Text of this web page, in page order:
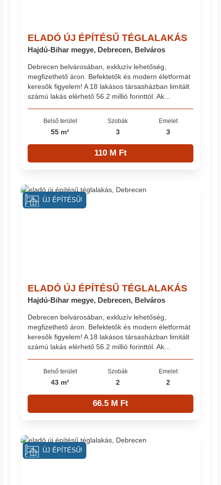
ELADÓ ÚJ ÉPÍTÉSŰ TÉGLALAKÁS
Hajdú-Bihar megye, Debrecen, Belváros
Debrecen belvárosában, exkluzív lehetőség,
megfizethető áron. Befektetők és modern életformát
keresők figyelem! A 18 lakásos társasházban limitált
számú lakás elérhető 56.2 millió forinttól. Ak...
Belső terület
55 m²
Szobák
3
Emelet
3
110 M Ft
ELADÓ ÚJ ÉPÍTÉSŰ TÉGLALAKÁS
Hajdú-Bihar megye, Debrecen, Belváros
Debrecen belvárosában, exkluzív lehetőség,
megfizethető áron. Befektetők és modern életformát
keresők figyelem! A 18 lakásos társasházban limitált
számú lakás elérhető 56.2 millió forinttól. Ak...
Belső terület
43 m²
Szobák
2
Emelet
2
66.5 M Ft
ÚJ ÉPÍTÉSŰ!
ÚJ ÉPÍTÉSŰ!